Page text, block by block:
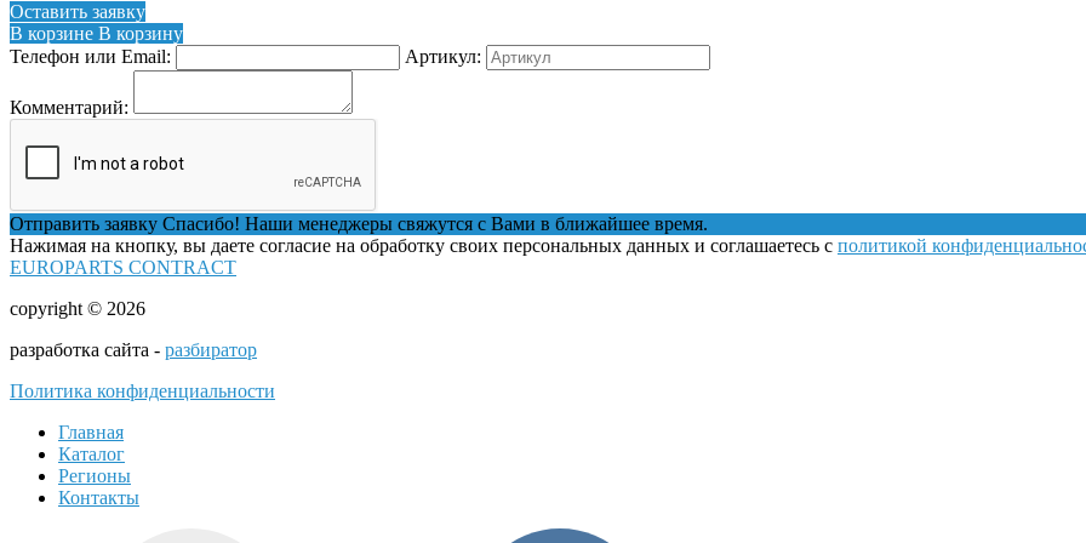
Оставить заявку
В корзине В корзину
Телефон или Email:
Артикул:
Комментарий:
Отправить заявку Спасибо! Наши менеджеры свяжутся с Вами в ближайшее время.
Нажимая на кнопку, вы даете согласие на обработку своих персональных данных и соглашаетесь с политикой
EUROPARTS CONTRACT
copyright © 2026
разработка сайта - разбиратор
Политика конфиденциальности
Главная
Каталог
Регионы
Контакты